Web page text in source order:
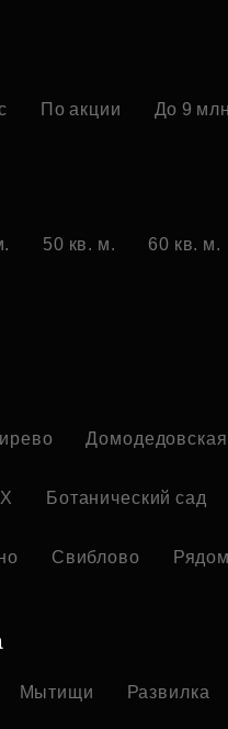
По акции До 9
50 кв. м. 60 кв. м.
Домодедовская
Ботанический сад
Свиблово
Мытищи Развилка